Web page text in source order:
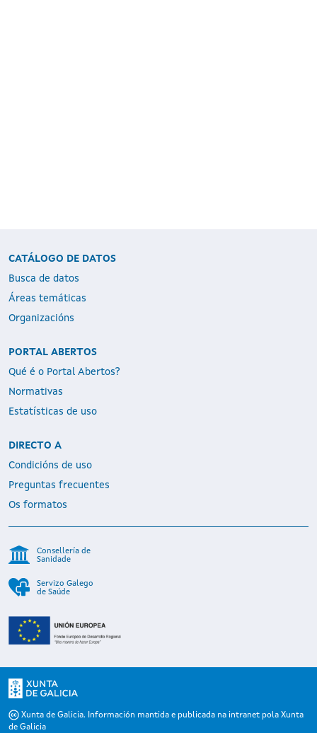
CATÁLOGO DE DATOS
Busca de datos
Áreas temáticas
Organizacións
PORTAL ABERTOS
Qué é o Portal Abertos?
Normativas
Estatísticas de uso
DIRECTO A
Condicións de uso
Preguntas frecuentes
Os formatos
Consellería de
Sanidade
Servizo Galego
de Saúde
Xunta de Galicia. Información mantida e publicada na intranet pola Xunta
de Galicia